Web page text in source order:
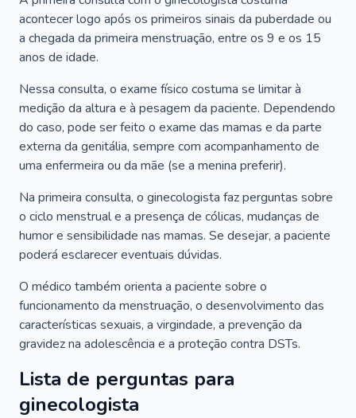
acontecer logo após os primeiros sinais da puberdade ou
a chegada da primeira menstruação, entre os 9 e os 15
anos de idade.
Nessa consulta, o exame físico costuma se limitar à
medição da altura e à pesagem da paciente. Dependendo
do caso, pode ser feito o exame das mamas e da parte
externa da genitália, sempre com acompanhamento de
uma enfermeira ou da mãe (se a menina preferir).
Na primeira consulta, o ginecologista faz perguntas sobre
o ciclo menstrual e a presença de cólicas, mudanças de
humor e sensibilidade nas mamas. Se desejar, a paciente
poderá esclarecer eventuais dúvidas.
O médico também orienta a paciente sobre o
funcionamento da menstruação, o desenvolvimento das
características sexuais, a virgindade, a prevenção da
gravidez na adolescência e a proteção contra DSTs.
Lista de perguntas para
ginecologista